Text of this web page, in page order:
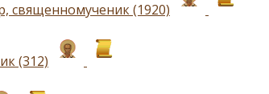
священномученик (1920)
(312)